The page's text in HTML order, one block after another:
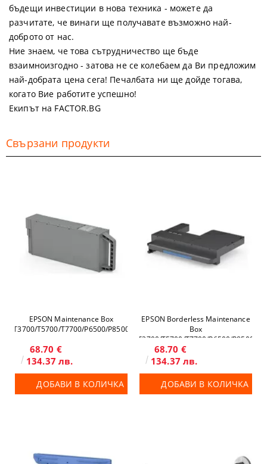
бъдещи инвестиции в нова техника - можете да
разчитате, че винаги ще получавате възможно най-
доброто от нас.
Ние знаем, че това сътрудничество ще бъде
взаимноизгодно - затова не се колебаем да Ви предложим
най-добрата цена сега! Печалбата ни ще дойде тогава,
когато Вие работите успешно!
Екипът на FACTOR.BG
Свързани продукти
EPSON Maintenance Box
T3700/T5700/T7700/P6500/P8500
68.70 €
134.37 лв.
ДОБАВИ В КОЛИЧКА
EPSON Borderless Maintenance
Box
T3700/T5700/T7700/P6500/P8500
68.70 €
134.37 лв.
ДОБАВИ В КОЛИЧКА